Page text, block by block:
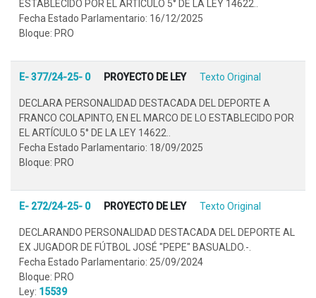
ESTABLECIDO POR EL ARTÍCULO 5° DE LA LEY 14622..
Fecha Estado Parlamentario: 16/12/2025
Bloque: PRO
E- 377/24-25- 0 PROYECTO DE LEY Texto Original
DECLARA PERSONALIDAD DESTACADA DEL DEPORTE A
FRANCO COLAPINTO, EN EL MARCO DE LO ESTABLECIDO POR
EL ARTÍCULO 5° DE LA LEY 14622..
Fecha Estado Parlamentario: 18/09/2025
Bloque: PRO
E- 272/24-25- 0 PROYECTO DE LEY Texto Original
DECLARANDO PERSONALIDAD DESTACADA DEL DEPORTE AL
EX JUGADOR DE FÚTBOL JOSÉ "PEPE" BASUALDO.-.
Fecha Estado Parlamentario: 25/09/2024
Bloque: PRO
Ley: 15539